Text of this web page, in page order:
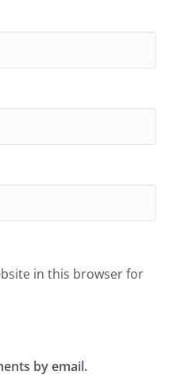
in this browser for
by email.